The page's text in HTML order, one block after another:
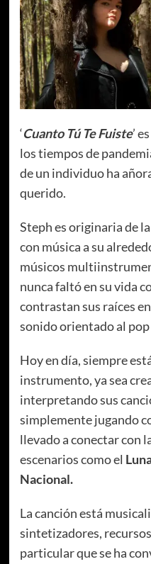
‘Cuanto Tú Te Fuiste’
los tiempos de
de un individuo ha
querido.
Steph es originaria de
con música a su
músicos
nunca faltó en su vida
contrastan sus raíces
sonido orientado al
Hoy en día, siempre
instrumento, ya sea
interpretando sus
simplemente jugando
llevado a conectar con
escenarios como el
Nacional.
La canción está
sintetizadores,
particular que se ha